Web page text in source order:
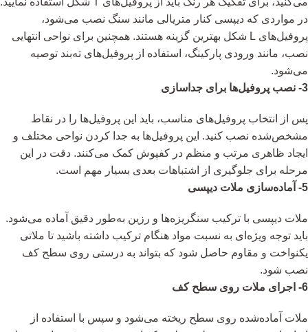
در مواردی که دیپسی کنار متریالی مانند سنگ نصب می‌شود،
پروفیل‌های L شکل بهترین گزینه هستند. همچنین برای نواحی انتهایی
نصب، مانند ورودی پارکینگ، استفاده از پروفیل‌های ته‌بند توصیه
می‌شود.
3- نصب پروفیل‌ها برای جداسازی
پس از انتخاب پروفیل‌های مناسب، باید این پروفیل‌ها را در نقاط
مشخص‌شده نصب کنید. این پروفیل‌ها به جدا کردن نواحی مختلف و
ایجاد ظاهری مرتب و منظم در کفپوش کمک می‌کنند. دقت در این
مرحله برای جلوگیری از اشتباهات بعدی بسیار مهم است.
5- آماده‌سازی ملات دیپسی
ملات دیپسی با ترکیب سنگریزه‌ها و رزین به‌طور دقیق آماده می‌شود.
باید توجه ویژه‌ای به نسبت مواد هنگام ترکیب داشته باشید تا ملاتی
یکنواخت و مقاوم حاصل شود که بتواند به درستی روی سطح کف
نصب شود.
6- اجرای ملات روی سطح کف
ملات آماده‌شده روی سطح ریخته می‌شود و سپس با استفاده از